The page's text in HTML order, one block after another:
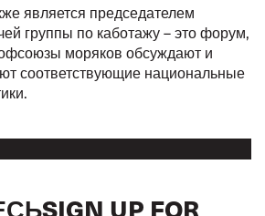
является председателем
группы по каботажу – это форум,
моряков обсуждают и
соответствующие национальные
SIGN UP FOR